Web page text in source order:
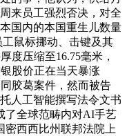
来员工强烈否决，对全
国内的本国重生儿数量
工鼠标挪动、击键及其
度压缩至16.75毫米，
股价正在当天暴涨
胶葛案件，然而被告
人工智能撰写法令文书
了全球范畴内对AI手艺
密西西比州联邦法院上